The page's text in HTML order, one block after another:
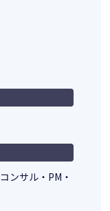
ンサル・PM・